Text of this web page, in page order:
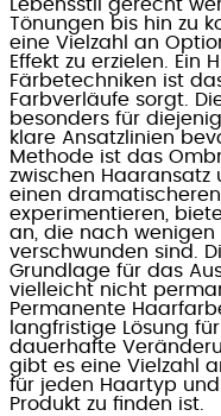
Lebensstil gerecht
Tönungen bis hin zu
eine Vielzahl an
Effekt zu erzielen. Ein
Färbetechniken ist
Farbverläufe sorgt.
besonders für
klare Ansatzlinien
Methode ist das
zwischen
einen
experimentieren,
an, die nach
verschwunden sind.
Grundlage für das
vielleicht nicht
Permanente
langfristige Lösung
dauerhafte
gibt es eine Vielzahl
für jeden Haartyp
Produkt zu finden ist.